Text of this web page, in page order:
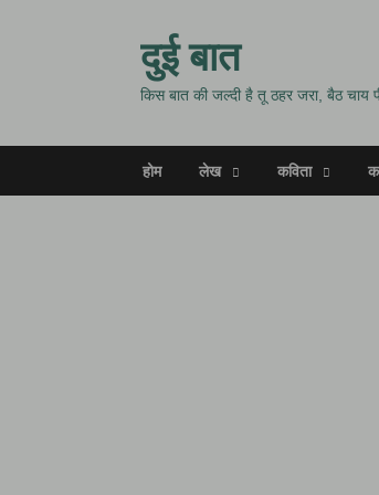
दुई बात
किस बात की जल्दी है तू ठहर जरा, बैठ चाय
होम लेख कविता